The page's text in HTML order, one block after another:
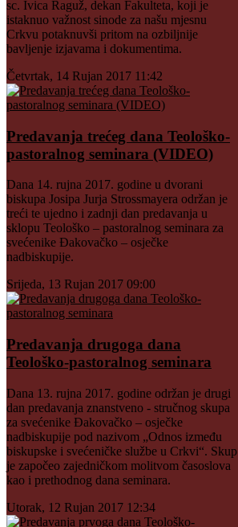
sc. Ivica Raguž, dekan Fakulteta, koji je
istaknuo važnost sinode za našu mjesnu
Crkvu potaknuvši pritom na ozbiljnije
bavljenje izjavama i dokumentima.
Četvrtak, 14 Rujan 2017 11:42
Predavanja trećeg dana Teološko-
pastoralnog seminara (VIDEO)
Dana 14. rujna 2017. godine u dvorani
biskupa Josipa Jurja Strossmayera održan je
treći te ujedno i zadnji dan predavanja u
sklopu Teološko – pastoralnog seminara za
svećenike Đakovačko – osječke
nadbiskupije.
Srijeda, 13 Rujan 2017 09:00
Predavanja drugoga dana
Teološko-pastoralnog seminara
Dana 13. rujna 2017. godine održan je drugi
dan predavanja znanstveno - stručnog skupa
za svećenike Đakovačko – osječke
nadbiskupije pod nazivom „Odnos između
biskupske i svećeničke službe u Crkvi“. Skup
je započeo zajedničkom molitvom časoslova
kao i prethodnog dana seminara.
Utorak, 12 Rujan 2017 12:34